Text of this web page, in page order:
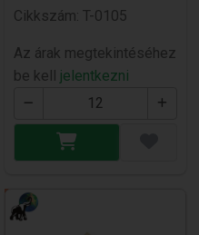
Cikkszám: T-0105
Az árak megtekintéséhez
be kell jelentkezni